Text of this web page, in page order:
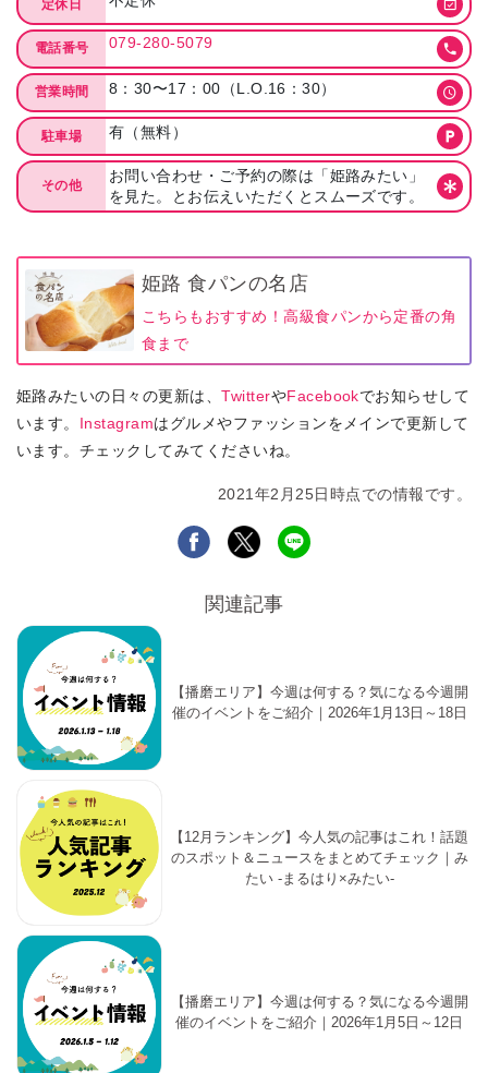
定休日
電話番号 079-280-5079
営業時間 8：30〜17：00（L.O.16：30）
駐車場 有（無料）
その他
お問い合わせ・ご予約の際は「姫路みたい」
を見た。とお伝えいただくとスムーズです。
姫路 食パンの名店
こちらもおすすめ！高級食パンから定番の角
食まで
姫路みたいの日々の更新は、TwitterやFacebookでお知らせして
います。 Instagramはグルメやファッションをメインで更新して
います。チェックしてみてくださいね。
2021年2月25日時点での情報です。
関連記事
【播磨エリア】今週は何する？気になる今週開
催のイベントをご紹介｜2026年1月13日～18日
【12月ランキング】今人気の記事はこれ！話題
のスポット＆ニュースをまとめてチェック｜み
たい -まるはり×みたい-
【播磨エリア】今週は何する？気になる今週開
催のイベントをご紹介｜2026年1月5日～12日